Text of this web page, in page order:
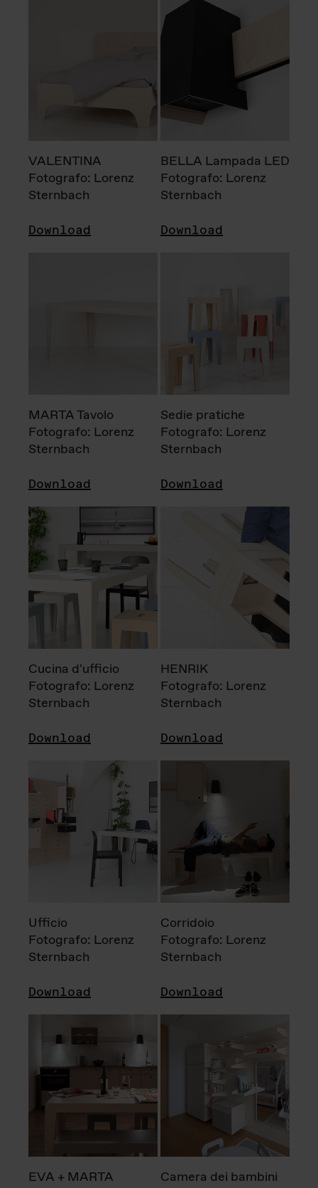
VALENTINA
Fotografo: Lorenz
Sternbach
Download
BELLA Lampada LED
Fotografo: Lorenz
Sternbach
Download
MARTA Tavolo
Fotografo: Lorenz
Sternbach
Download
Sedie pratiche
Fotografo: Lorenz
Sternbach
Download
Cucina d'ufficio
Fotografo: Lorenz
Sternbach
Download
HENRIK
Fotografo: Lorenz
Sternbach
Download
Ufficio
Fotografo: Lorenz
Sternbach
Download
Corridoio
Fotografo: Lorenz
Sternbach
Download
EVA + MARTA
Camera dei bambini